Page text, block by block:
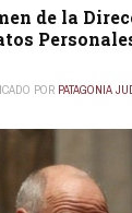
de la
POR PATAGONIA